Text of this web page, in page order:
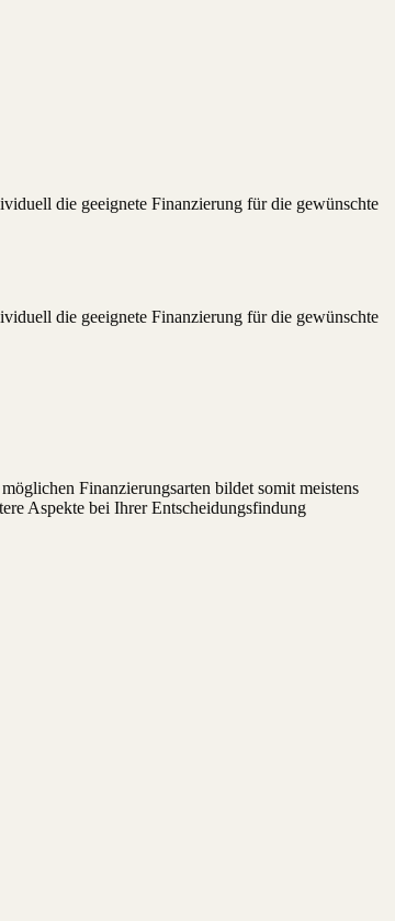
die geeignete Finanzierung für die gewünschte
die geeignete Finanzierung für die gewünschte
Finanzierungsarten bildet somit meistens
Aspekte bei Ihrer Entscheidungsfindung